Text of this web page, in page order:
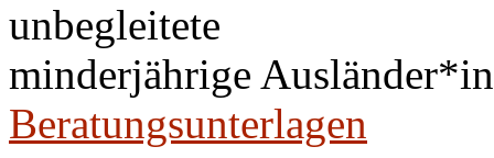
unbegleitete
minderjährige
Beratungsunterlagen